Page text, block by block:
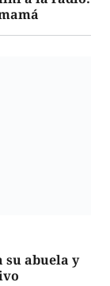
su abuela y